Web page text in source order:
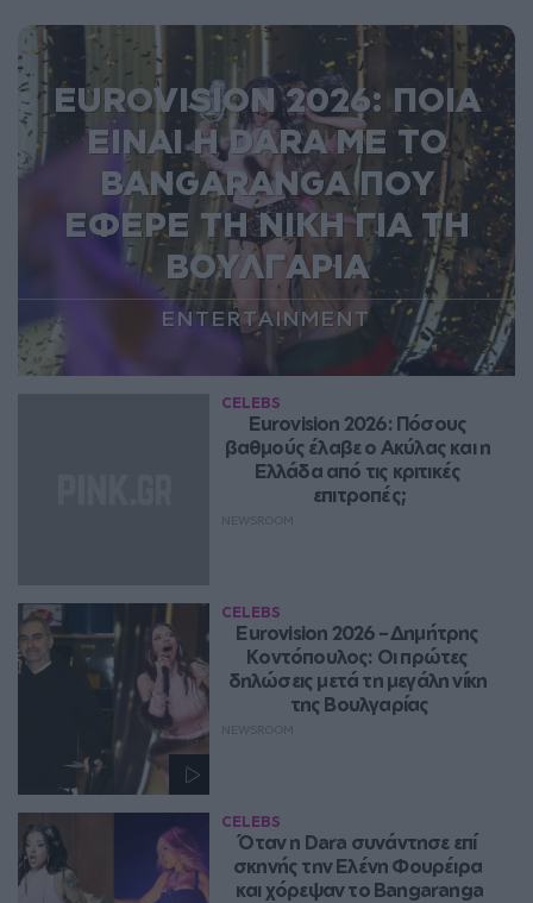
EUROVISION 2026: ΠΟΙΑ
ΕΙΝΑΙ Η DARA ΜΕ ΤΟ
BANGARANGA ΠΟΥ
ΕΦΕΡΕ ΤΗ ΝΙΚΗ ΓΙΑ ΤΗ
ΒΟΥΛΓΑΡΙΑ
ENTERTAINMENT
CELEBS
Eurovision 2026: Πόσους
βαθμούς έλαβε ο Ακύλας και η
Ελλάδα από τις κριτικές
επιτροπές;
CELEBS
Eurovision 2026 – Δημήτρης
Κοντόπουλος: Οι πρώτες
δηλώσεις μετά τη μεγάλη νίκη
της Βουλγαρίας
CELEBS
Όταν η Dara συνάντησε επί
σκηνής την Ελένη Φουρέιρα
και χόρεψαν το Bangaranga